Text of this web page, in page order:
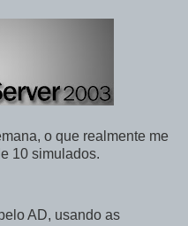
o que realmente me
10 simulados.
AD, usando as